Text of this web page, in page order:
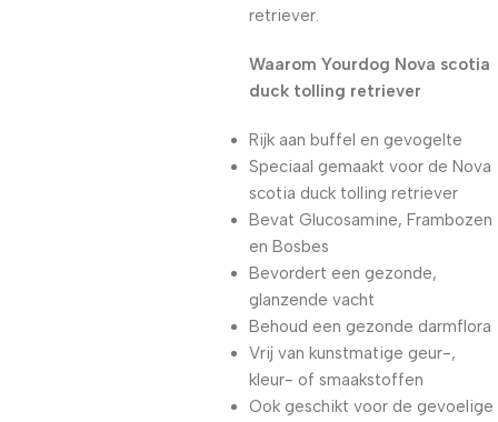
retriever.
Waarom Yourdog Nova scotia
duck tolling retriever
Rijk aan buffel en gevogelte
Speciaal gemaakt voor de Nova
scotia duck tolling retriever
Bevat Glucosamine, Frambozen
en Bosbes
Bevordert een gezonde,
glanzende vacht
Behoud een gezonde darmflora
Vrij van kunstmatige geur-,
kleur- of smaakstoffen
Ook geschikt voor de gevoelige